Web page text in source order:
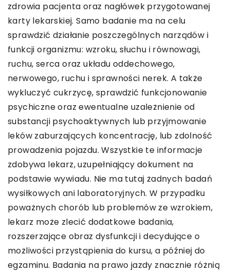
zdrowia pacjenta oraz nagłówek przygotowanej
karty lekarskiej. Samo badanie ma na celu
sprawdzić działanie poszczególnych narządów i
funkcji organizmu: wzroku, słuchu i równowagi,
ruchu, serca oraz układu oddechowego,
nerwowego, ruchu i sprawności nerek. A także
wykluczyć cukrzycę, sprawdzić funkcjonowanie
psychiczne oraz ewentualne uzależnienie od
substancji psychoaktywnych lub przyjmowanie
leków zaburzających koncentrację, lub zdolność
prowadzenia pojazdu. Wszystkie te informacje
zdobywa lekarz, uzupełniający dokument na
podstawie wywiadu. Nie ma tutaj żadnych badań
wysiłkowych ani laboratoryjnych. W przypadku
poważnych chorób lub problemów ze wzrokiem,
lekarz może zlecić dodatkowe badania,
rozszerzające obraz dysfunkcji i decydujące o
możliwości przystąpienia do kursu, a później do
egzaminu. Badania na prawo jazdy znacznie różnią